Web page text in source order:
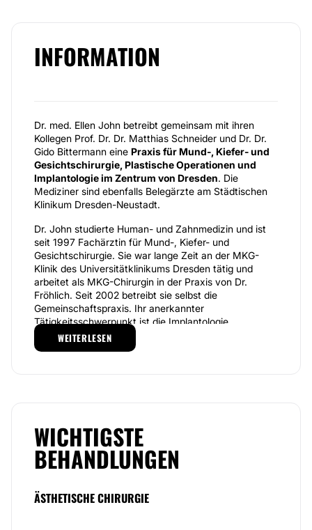
INFORMATION
Dr. med. Ellen John betreibt gemeinsam mit ihren
Kollegen Prof. Dr. Dr. Matthias Schneider und Dr. Dr.
Gido Bittermann eine Praxis für Mund-, Kiefer- und
Gesichtschirurgie, Plastische Operationen und
Implantologie im Zentrum von Dresden. Die
Mediziner sind ebenfalls Belegärzte am Städtischen
Klinikum Dresden-Neustadt.
Dr. John studierte Human- und Zahnmedizin und ist
seit 1997 Fachärztin für Mund-, Kiefer- und
Gesichtschirurgie. Sie war lange Zeit an der MKG-
Klinik des Universitätklinikums Dresden tätig und
arbeitet als MKG-Chirurgin in der Praxis von Dr.
Fröhlich. Seit 2002 betreibt sie selbst die
Gemeinschaftspraxis. Ihr anerkannter
Tätigkeitsschwerpunkt ist die Implantologie.
Dank eines breiten Leistungsspektrum ist die Praxis
Auswertungen kann eine
Spezialdiagnostikvorgenommen werden. Außerdem
ist der Knochenaufbau mit körpereigenem Material
oder Knochenersatzstoffen möglich. Auch die
Weitere Leistungen umfassen die
WEITERLESEN
WICHTIGSTE
BEHANDLUNGEN
ÄSTHETISCHE CHIRURGIE